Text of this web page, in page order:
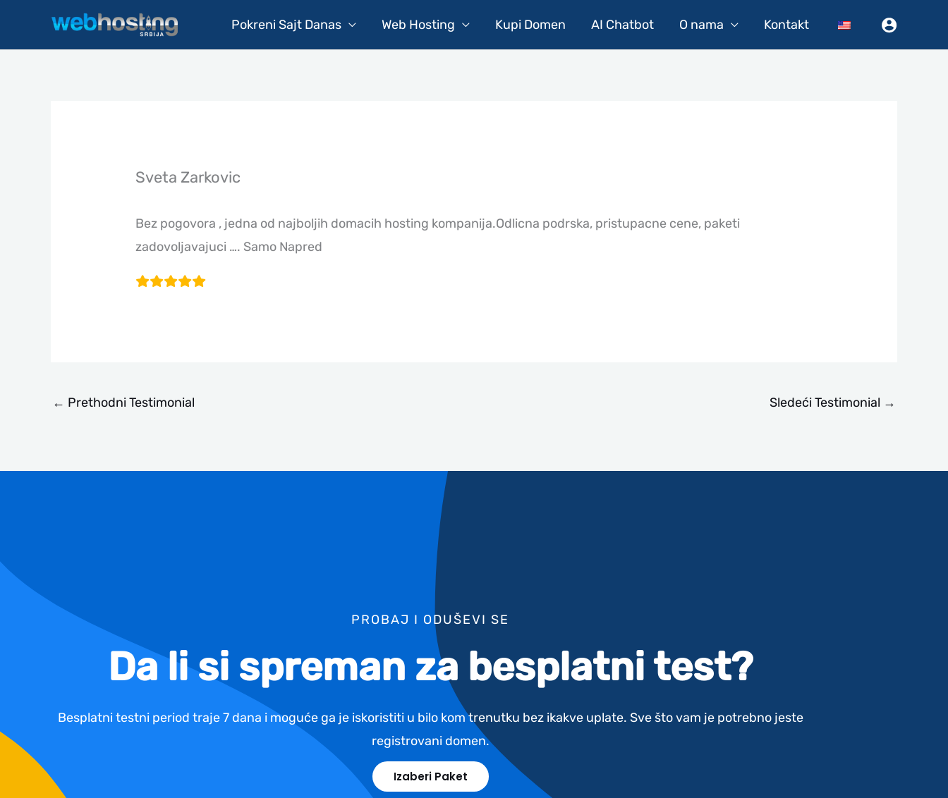
Pokreni Sajt Danas Web Hosting Kupi Domen AI Chatbot O nama Kontakt
Sveta Zarkovic
Bez pogovora , jedna od najboljih domacih hosting kompanija.Odlicna podrska, pristupacne cene, paketi
zadovoljavajuci …. Samo Napred
← Prethodni Testimonial Sledeći Testimonial →
PROBAJ I ODUŠEVI SE
Da li si spreman za besplatni test?
Besplatni testni period traje 7 dana i moguće ga je iskoristiti u bilo kom trenutku bez ikakve uplate. Sve što vam je potrebno jeste
registrovani domen.
Izaberi Paket